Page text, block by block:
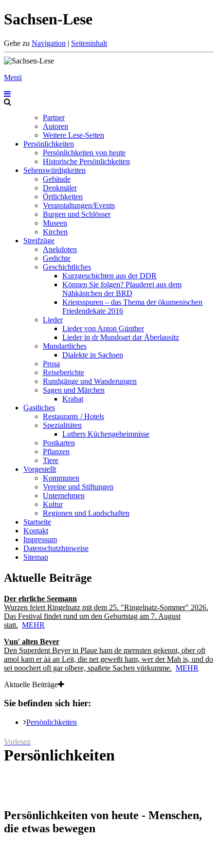
Sachsen-Lese
Gehe zu Navigation | Seiteninhalt
Menü
Partner
Autoren
Weitere Lese-Seiten
Persönlichkeiten
Persönlichkeiten von heute
Historische Persönlichkeiten
Sehenswürdigkeiten
Gebäude
Denkmäler
Örtlichkeiten
Veranstaltungen/Events
Burgen und Schlösser
Museen
Kirchen
Streifzüge
Anekdoten
Gedichte
Geschichtliches
Kurzgeschichten aus der DDR
Können Sie folgen? Plauderei aus dem
Nähkästchen der BRD
Kriegsspuren – das Thema der ökumenischen
Friedendekate 2016
Lieder
Lieder von Anton Günther
Lieder in dr Mundoart dar Äberlausitz
Mundartliches
Dialekte in Sachsen
Prosa
Reiseberichte
Rundgänge und Wanderungen
Sagen und Märchen
Krabat
Gastliches
Restaurants / Hotels
Spezialitäten
Luthers Küchengeheimnisse
Postkarten
Pflanzen
Tiere
Vorgestellt
Kommunen
Vereine und Stiftungen
Unternehmen
Kultur
Regionen und Landschaften
Startseite
Kontakt
Impressum
Datenschutzhinweise
Sitemap
Aktuelle Beiträge
Der ehrliche Seemann
Wurzen feiert Ringelnatz mit dem 25. "Ringelnatz-Sommer" 2026.
Das Festival findet rund um den Geburtstag am 7. August
statt. MEHR
Vun' alten Beyer
Den Superdent Beyer in Plaue ham de mernsten gekennt, ober oft
amol kam er ȧȧ an Leit, die net geweßt ham, wer der Mah is, und do
sei noochert oft gar olbere, spaßete Sachen vürkumme. MEHR
Aktuelle Beiträge
Sie befinden sich hier:
Persönlichkeiten
Vorlesen
Persönlichkeiten
Persönlichkeiten von heute - Menschen,
die etwas bewegen